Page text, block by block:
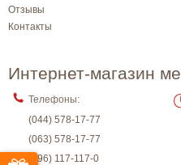
Отзывы
Контакты
Интернет-магазин
Телефоны:
(044) 578-17-77
(063) 578-17-77
(096) 117-117-0